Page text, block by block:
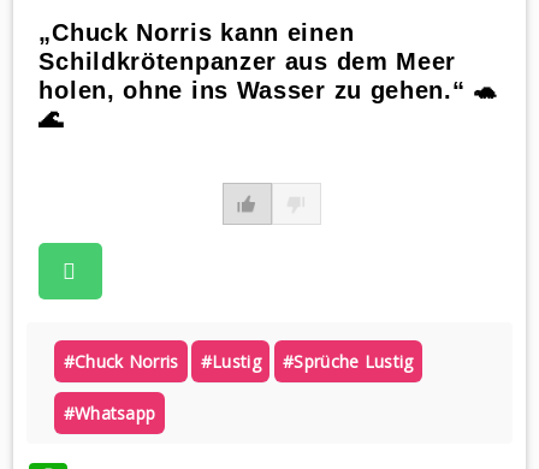
„Chuck Norris kann einen
Schildkrötenpanzer aus dem Meer
holen, ohne ins Wasser zu gehen.“ 🐢
🌊
#chuck Norris #lustig #sprüche Lustig
#whatsapp